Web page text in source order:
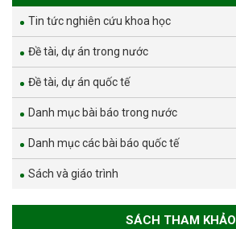
Tin tức nghiên cứu khoa học
Đề tài, dự án trong nước
Đề tài, dự án quốc tế
Danh mục bài báo trong nước
Danh mục các bài báo quốc tế
Sách và giáo trình
SÁCH THAM KHẢO